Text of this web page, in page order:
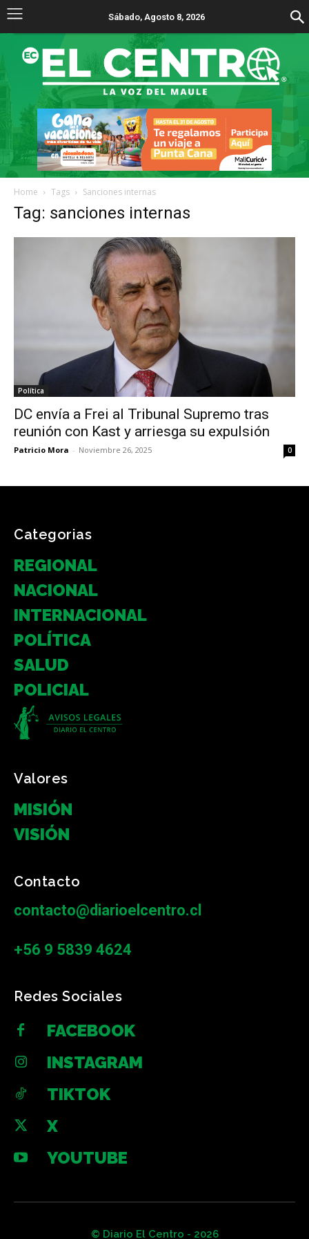
Sábado, Agosto 8, 2026
Home Tags Sanciones internas
Tag: sanciones internas
Política
DC envía a Frei al Tribunal Supremo tras
reunión con Kast y arriesga su expulsión
Patricio Mora - Noviembre 26, 2025 0
Categorias
REGIONAL
NACIONAL
INTERNACIONAL
POLÍTICA
SALUD
POLICIAL
Valores
MISIÓN
VISIÓN
Contacto
contacto@diarioelcentro.cl
+56 9 5839 4624
Redes Sociales
FACEBOOK
INSTAGRAM
TIKTOK
X
YOUTUBE
© Diario El Centro - 2026